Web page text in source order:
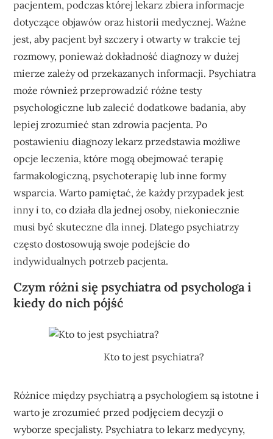
pacjentem, podczas której lekarz zbiera informacje
dotyczące objawów oraz historii medycznej. Ważne
jest, aby pacjent był szczery i otwarty w trakcie tej
rozmowy, ponieważ dokładność diagnozy w dużej
mierze zależy od przekazanych informacji. Psychiatra
może również przeprowadzić różne testy
psychologiczne lub zalecić dodatkowe badania, aby
lepiej zrozumieć stan zdrowia pacjenta. Po
postawieniu diagnozy lekarz przedstawia możliwe
opcje leczenia, które mogą obejmować terapię
farmakologiczną, psychoterapię lub inne formy
wsparcia. Warto pamiętać, że każdy przypadek jest
inny i to, co działa dla jednej osoby, niekoniecznie
musi być skuteczne dla innej. Dlatego psychiatrzy
często dostosowują swoje podejście do
indywidualnych potrzeb pacjenta.
Czym różni się psychiatra od psychologa i
kiedy do nich pójść
Kto to jest psychiatra?
Różnice między psychiatrą a psychologiem są istotne i
warto je zrozumieć przed podjęciem decyzji o
wyborze specjalisty. Psychiatra to lekarz medycyny,